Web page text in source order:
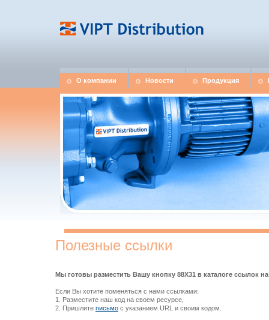
О компании Новости Продукция
Полезные ссылки
Мы готовы разместить Вашу кнопку 88Х31 в каталоге ссылок
Если Вы хотите поменяться с нами ссылками:
1. Разместите наш код на своем ресурсе,
2. Пришлите письмо с указанием URL и своим кодом.